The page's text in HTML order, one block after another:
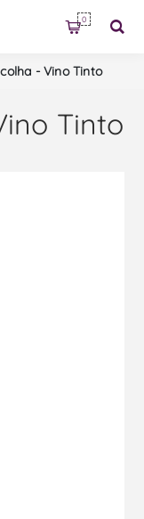
0
- Vino Tinto
Tinto